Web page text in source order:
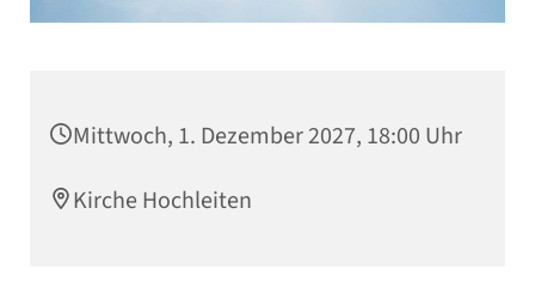
Mittwoch, 1. Dezember 2027, 18:00 Uhr
Kirche Hochleiten